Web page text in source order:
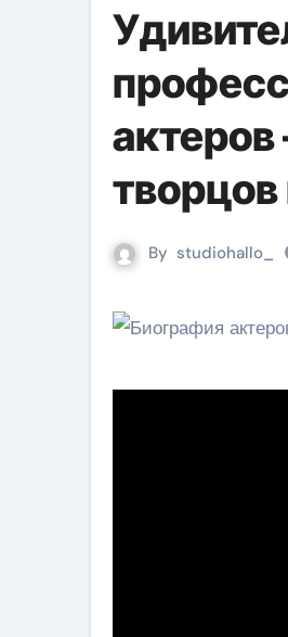
творцов
By studiohallo_